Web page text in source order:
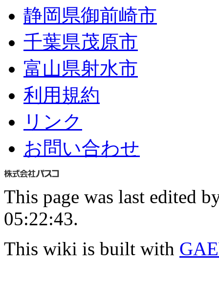
静岡県御前崎市
千葉県茂原市
富山県射水市
利用規約
リンク
お問い合わせ
This page was last edited
05:22:43.
This wiki is built with